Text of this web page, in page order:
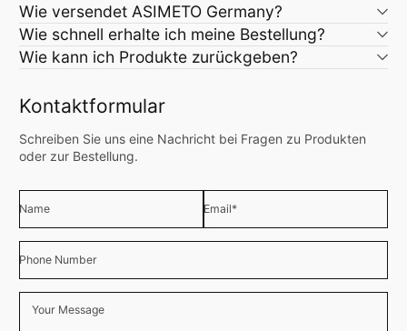
Wie versendet ASIMETO Germany?
Wie schnell erhalte ich meine Bestellung?
Wie kann ich Produkte zurückgeben?
Kontaktformular
Schreiben Sie uns eine Nachricht bei Fragen zu Produkten
oder zur Bestellung.
Name Email*
Phone Number
Your Message